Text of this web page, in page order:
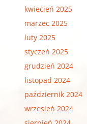
kwiecień 2025
marzec 2025
luty 2025
styczeń 2025
grudzień 2024
listopad 2024
październik 2024
wrzesień 2024